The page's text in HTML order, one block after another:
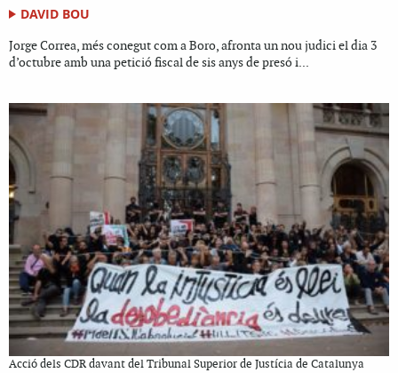
DAVID BOU
Jorge Correa, més conegut com a Boro, afronta un nou judici el dia 3
d’octubre amb una petició fiscal de sis anys de presó i...
Acció dels CDR davant del Tribunal Superior de Justícia de Catalunya